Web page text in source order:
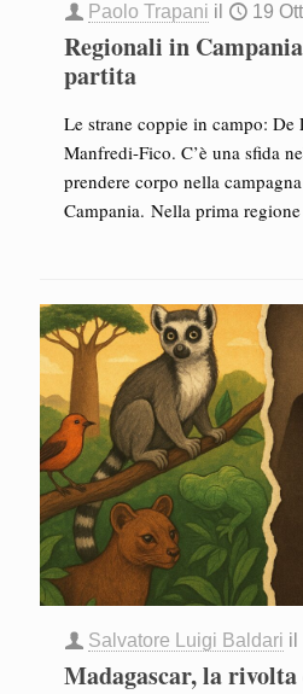
Paolo Trapani il 19
Regionali in
partita
Le strane coppie in campo:
Manfredi-Fico. C’è una sfida
prendere corpo nella
Campania. Nella prima
Salvatore Luigi Baldari il
Madagascar, la